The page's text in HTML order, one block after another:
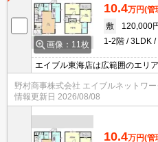
画像：11枚
10.4万円(管
敷
120,000
1-2階
3LDK
エイブル東海店は広範囲のエリ
野村商事株式会社 エイブルネットワ
情報更新日 2026/08/08
10.4万円(管